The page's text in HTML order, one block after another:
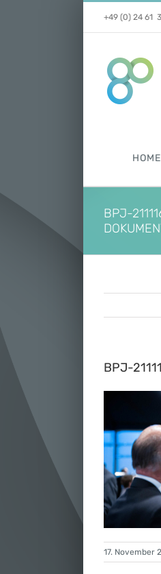
+49 (0) 24 61
HOME
BPJ-
BPJ-
17. November